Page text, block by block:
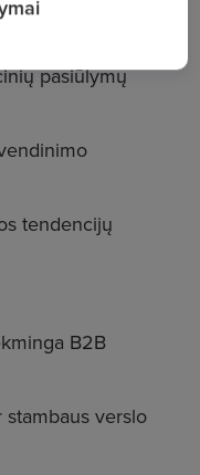
pasiūlymų
tendencijų
B2B
verslo